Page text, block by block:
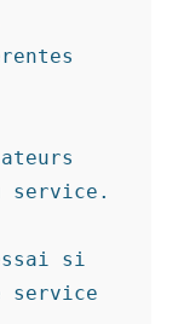
service.
si
service